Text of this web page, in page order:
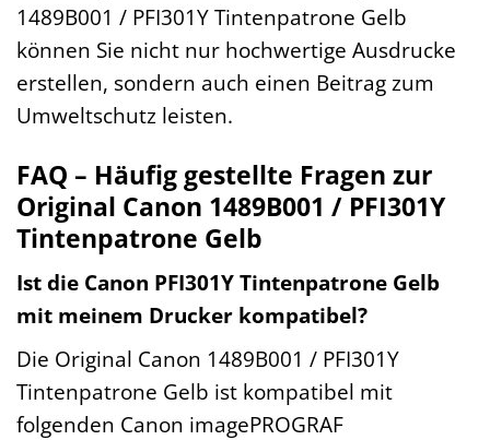
1489B001 / PFI301Y Tintenpatrone Gelb
können Sie nicht nur hochwertige Ausdrucke
erstellen, sondern auch einen Beitrag zum
Umweltschutz leisten.
FAQ – Häufig gestellte Fragen zur
Original Canon 1489B001 / PFI301Y
Tintenpatrone Gelb
Ist die Canon PFI301Y Tintenpatrone Gelb
mit meinem Drucker kompatibel?
Die Original Canon 1489B001 / PFI301Y
Tintenpatrone Gelb ist kompatibel mit
folgenden Canon imagePROGRAF